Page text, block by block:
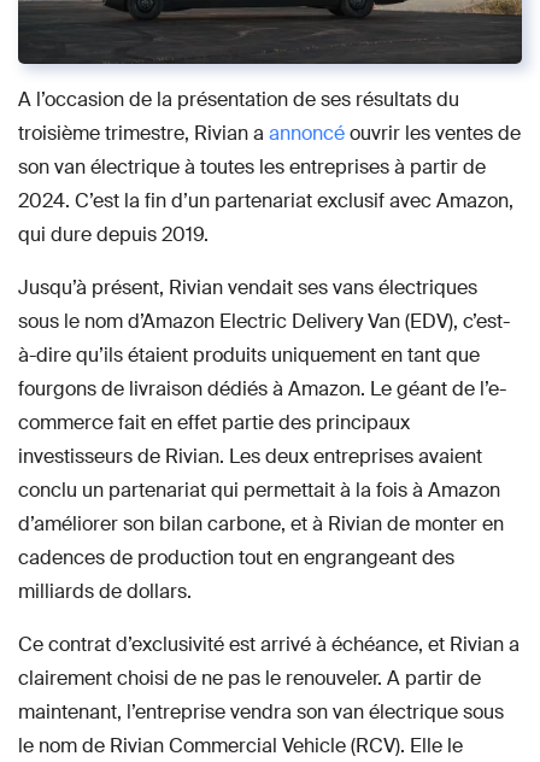
A l’occasion de la présentation de ses résultats du
troisième trimestre, Rivian a annoncéouvrir les ventes de
son van électrique à toutes les entreprises à partir de
2024. C’est la fin d’un partenariat exclusif avec Amazon,
qui dure depuis 2019.
Jusqu’à présent, Rivian vendait ses vans électriques
sous le nom d’Amazon Electric Delivery Van (EDV), c’est-
à-dire qu’ils étaient produits uniquement en tant que
fourgons de livraison dédiés à Amazon. Le géant de l’e-
commerce fait en effet partie des principaux
investisseurs de Rivian. Les deux entreprises avaient
conclu un partenariat qui permettait à la fois à Amazon
d’améliorer son bilan carbone, et à Rivian de monter en
cadences de production tout en engrangeant des
milliards de dollars.
Ce contrat d’exclusivité est arrivé à échéance, et Rivian a
clairement choisi de ne pas le renouveler. A partir de
maintenant, l’entreprise vendra son van électrique sous
le nom de Rivian Commercial Vehicle (RCV). Elle le